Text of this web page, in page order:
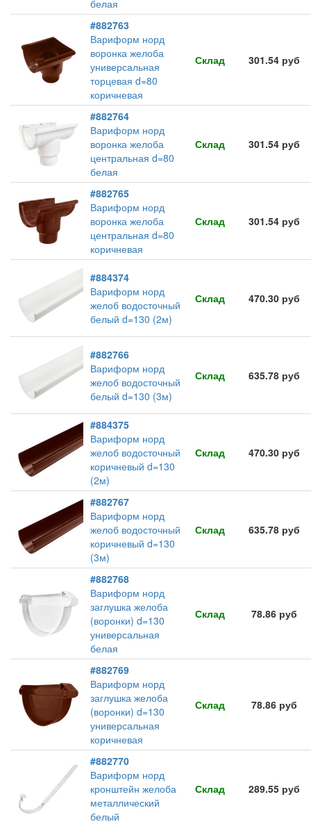
белая
#882763
Вариформ норд
воронка желоба
универсальная
торцевая d=80
коричневая
Склад 301.54 руб
#882764
Вариформ норд
воронка желоба
центральная d=80
белая
Склад 301.54 руб
#882765
Вариформ норд
воронка желоба
центральная d=80
коричневая
Склад 301.54 руб
#884374
Вариформ норд
желоб водосточный
белый d=130 (2м)
Склад 470.30 руб
#882766
Вариформ норд
желоб водосточный
белый d=130 (3м)
Склад 635.78 руб
#884375
Вариформ норд
желоб водосточный
коричневый d=130
(2м)
Склад 470.30 руб
#882767
Вариформ норд
желоб водосточный
коричневый d=130
(3м)
Склад 635.78 руб
#882768
Вариформ норд
заглушка желоба
(воронки) d=130
универсальная
белая
Склад 78.86 руб
#882769
Вариформ норд
заглушка желоба
(воронки) d=130
универсальная
коричневая
Склад 78.86 руб
#882770
Вариформ норд
кронштейн желоба
металлический
белый
Склад 289.55 руб